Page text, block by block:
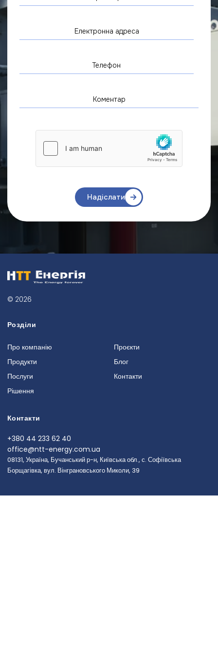
Надіслати
© 2026
Розділи
Про компанію
Продукти
Послуги
Рішення
Проєкти
Блог
Контакти
Контакти
+380 44 233 62 40
office@ntt-energy.com.ua
08131, Україна, Бучанський р-н, Київська обл., с. Софіївська
Борщагівка, вул. Вінграновського Миколи, 39